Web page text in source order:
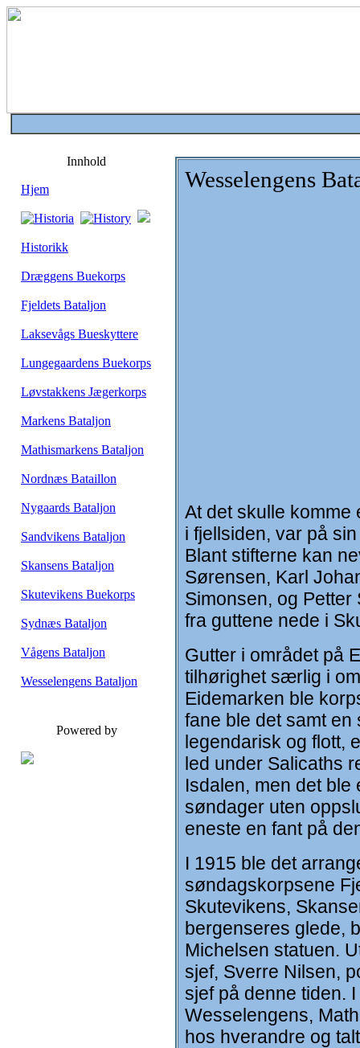
Innhold
Hjem
Historikk
Dræggens Buekorps
Fjeldets Bataljon
Laksevågs Bueskyttere
Lungegaardens Buekorps
Løvstakkens Jægerkorps
Markens Bataljon
Mathismarkens Bataljon
Nordnæs Bataillon
Nygaards Bataljon
Sandvikens Bataljon
Skansens Bataljon
Skutevikens Buekorps
Sydnæs Bataljon
Vågens Bataljon
Wesselengens Bataljon
Powered by
Wesselengens
At det skulle komme
i fjellsiden, var på
Blant stifterne kan
Sørensen, Karl
Simonsen, og
fra guttene nede i
Gutter i området på
tilhørighet særlig i
Eidemarken ble
fane ble det samt
legendarisk og flott,
led under Salicaths
Isdalen, men det ble
søndager uten
eneste en fant på
I 1915 ble det
søndagskorpsene
Skutevikens,
bergenseres glede,
Michelsen statuen.
sjef, Sverre Nilsen,
sjef på denne tiden.
Wesselengens,
hos hverandre og